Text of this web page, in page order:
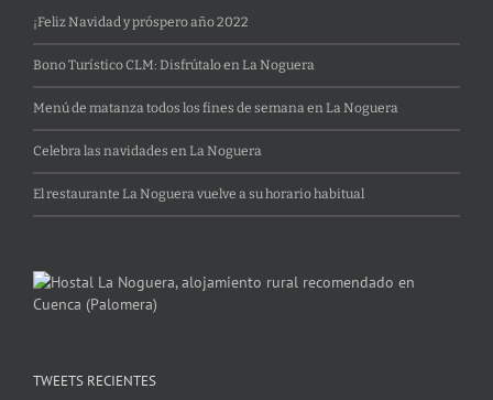
¡Feliz Navidad y próspero año 2022
Bono Turístico CLM: Disfrútalo en La Noguera
Menú de matanza todos los fines de semana en La Noguera
Celebra las navidades en La Noguera
El restaurante La Noguera vuelve a su horario habitual
TWEETS RECIENTES